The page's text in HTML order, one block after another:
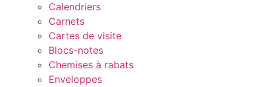
Calendriers
Carnets
Cartes de visite
Blocs-notes
Chemises à rabats
Enveloppes